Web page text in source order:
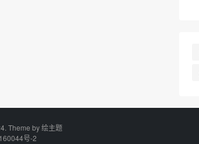
Theme by绘主题
号-2